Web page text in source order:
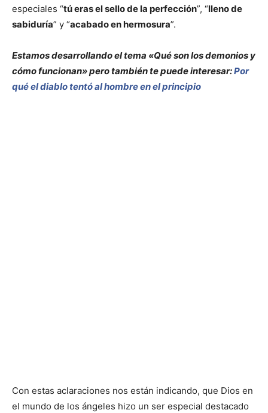
especiales “tú eras el sello de la perfección”, “lleno de
sabiduría” y “acabado en hermosura”.
Estamos desarrollando el tema «Qué son los demonios y
cómo funcionan» pero también te puede interesar:Por
qué el diablo tentó al hombre en el principio
Con estas aclaraciones nos están indicando, que Dios en
el mundo de los ángeles hizo un ser especial destacado